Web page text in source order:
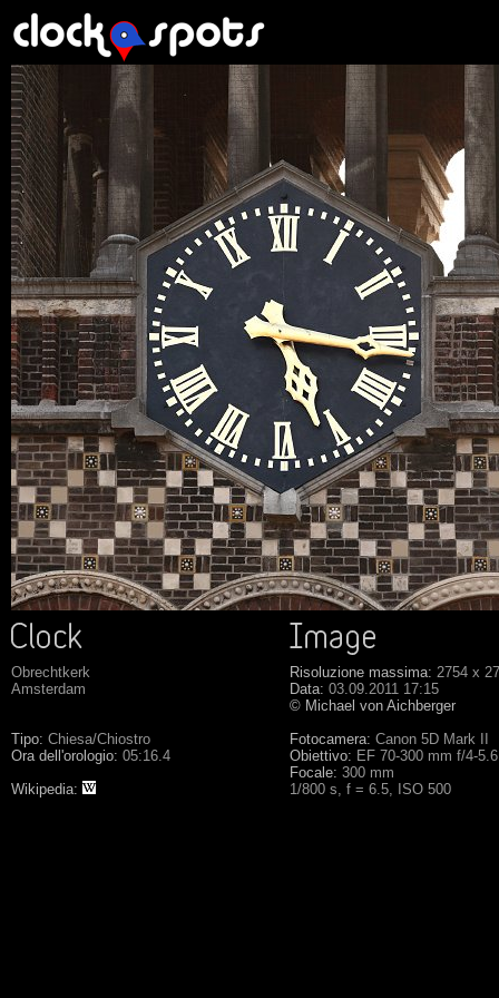
Obrechtkerk
Amsterdam
Tipo: Chiesa/Chiostro
Ora dell'orologio: 05:16.4
Wikipedia:
Risoluzione massima: 2754 x
Data: 03.09.2011 17:15
© Michael von Aichberger
Fotocamera: Canon 5D Mark II
Obiettivo: EF 70-300 mm f/4-
Focale: 300 mm
1/800 s, f = 6.5, ISO 500